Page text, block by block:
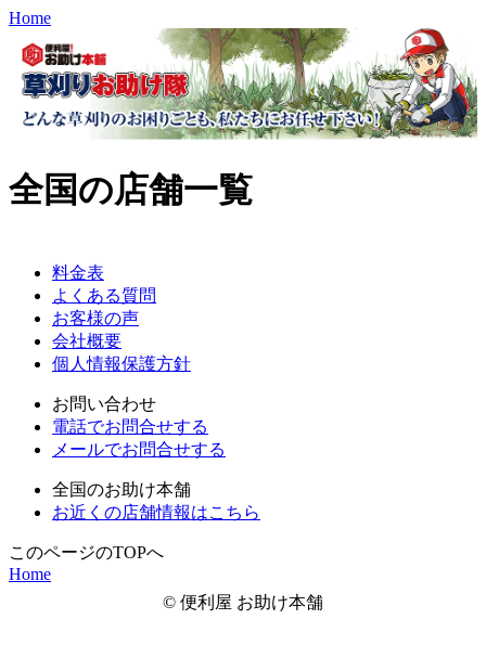
Home
全国の店舗一覧
料金表
よくある質問
お客様の声
会社概要
個人情報保護方針
お問い合わせ
電話でお問合せする
メールでお問合せする
全国のお助け本舗
お近くの店舗情報はこちら
このページのTOPへ
Home
© 便利屋 お助け本舗